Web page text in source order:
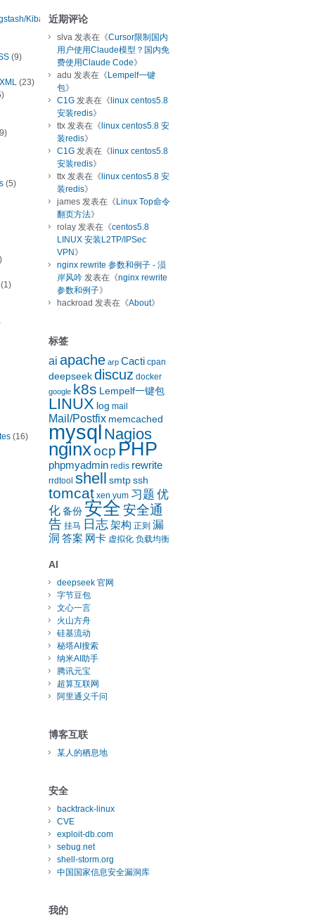
autoscaling/vpa-admission-controller:1.0.0
vpa-recommender:1.0.0
vpa-updater:1.0.0
Kibana
(9)
(23)
(5)
(16)
近期评论
slva 发表在《Cursor限制国内
用户使用Claude模型？国内免
费使用Claude Code》
adu 发表在《 Lempelf一键
包》
C1G 发表在《 linux centos5.8
安装redis》
ttx 发表在《 linux centos5.8 安
装redis》
C1G 发表在《 linux centos5.8
安装redis》
ttx 发表在《 linux centos5.8 安
装redis》
james 发表在《 Linux Top命令
翻页方法》
rolay 发表在《centos5.8
LINUX 安装L2TP/IPSec
VPN 》
nginx rewrite 参数和例子 - 涢
岸风吟 发表在《nginx rewrite
参数和例子》
hackroad 发表在《About》
标签
ai apache arp Cacti cpan
deepseek discuz docker
google k8s Lempelf一键包
LINUX log mail
Mail/Postfix memcached
mysql Nagios
nginxocp PHP
phpmyadmin redis rewrite
rrdtool shell smtp ssh
tomcat xen yum 习题 优
化 备份 安全安全通
告 挂马 日志架构 正则 漏
洞 答案 网卡 虚拟化 负载均衡
AI
deepseek 官网
字节豆包
文心一言
火山方舟
硅基流动
秘塔AI搜索
纳米AI助手
腾讯元宝
超算互联网
阿里通义千问
博客互联
某人的栖息地
安全
backtrack-linux
CVE
exploit-db.com
sebug.net
shell-storm.org
中国国家信息安全漏洞库
我的